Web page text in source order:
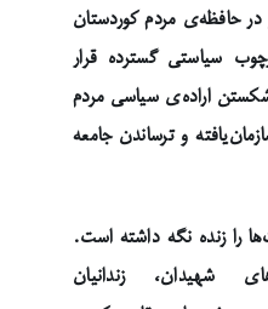
حافظه‌ی مردم کوردستان
سیاستی گسترده قرار
اراده‌ی سیاسی مردم
و ترساندن جامعه
را زنده نگه داشته است.
شهیدان، زندانیان